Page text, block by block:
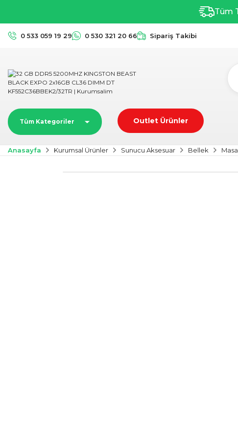
Tüm
0 533 059 19 29 0 530 321 20 66 Sipariş Takibi
Tüm Kategoriler Outlet Ürünler
Anasayfa Kurumsal Ürünler Sunucu Aksesuar Bellek